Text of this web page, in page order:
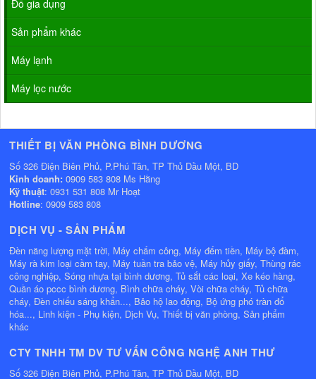
Đồ gia dụng
Sản phẩm khác
Máy lạnh
Máy lọc nước
THIẾT BỊ VĂN PHÒNG BÌNH DƯƠNG
Số 326 Điện Biên Phủ, P.Phú Tân, TP Thủ Dầu Một, BD
Kinh doanh: 0909 583 808 Ms Hằng
Kỹ thuật: 0931 531 808 Mr Hoạt
Hotline: 0909 583 808
DỊCH VỤ - SẢN PHẨM
Đèn năng lượng mặt trời, Máy chấm công, Máy đếm tiền, Máy bộ đàm,
Máy rà kim loại cầm tay, Máy tuần tra bảo vệ, Máy hủy giấy, Thùng rác
công nghiệp, Sóng nhựa tại bình dương, Tủ sắt các loại, Xe kéo hàng,
Quần áo pccc bình dương, Bình chữa cháy, Vòi chữa cháy, Tủ chữa
cháy, Đèn chiếu sáng khẩn..., Bảo hộ lao động, Bộ ứng phó tràn đổ
hóa..., Linh kiện - Phụ kiện, Dịch Vụ, Thiết bị văn phòng, Sản phẩm
khác
CTY TNHH TM DV TƯ VẤN CÔNG NGHỆ ANH THƯ
Số 326 Điện Biên Phủ, P.Phú Tân, TP Thủ Dầu Một, BD